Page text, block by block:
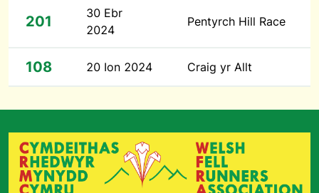
201
30 Ebr
2024
Pentyrch Hill Race
108 20 Ion 2024 Craig yr Allt